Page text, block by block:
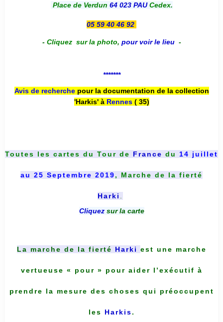
Place de Verdun 64 023 PAUCedex.
05 59 40 46 92
- Cliquez sur la photo, pour voir le lieu -
*******
Avis de recherche pour la documentation de la collection
'Harkis' à Rennes( 35)
Toutes les cartes du Tour de France du 14 juillet
au 25 Septembre 2019, Marche de la fierté
Harki
Cliquez sur la carte
La marche de la fierté Harki est une marche
vertueuse « pour » pour aider l’exécutif à
prendre la mesure des choses qui préoccupent
les Harkis.